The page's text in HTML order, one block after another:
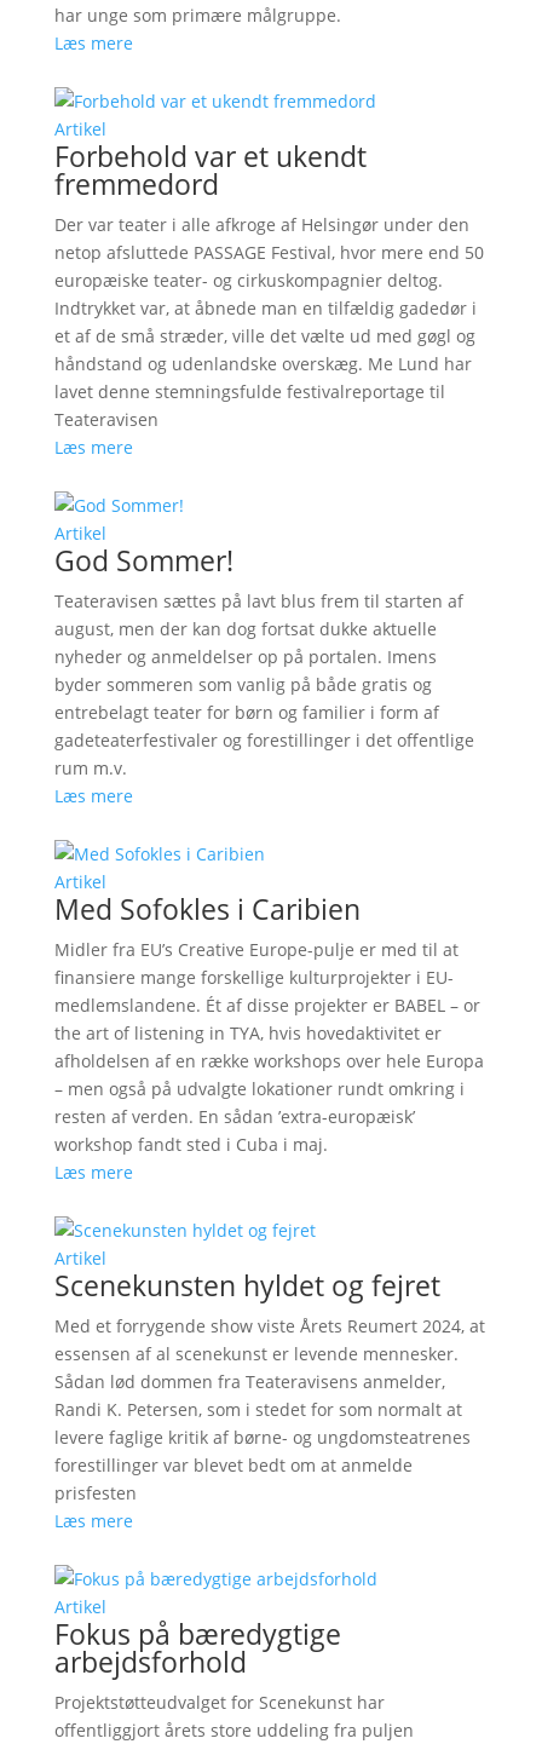
har unge som primære målgruppe.
Læs mere
Artikel
Forbehold var et ukendt
fremmedord
Der var teater i alle afkroge af Helsingør under den
netop afsluttede PASSAGE Festival, hvor mere end 50
europæiske teater- og cirkuskompagnier deltog.
Indtrykket var, at åbnede man en tilfældig gadedør i
et af de små stræder, ville det vælte ud med gøgl og
håndstand og udenlandske overskæg. Me Lund har
lavet denne stemningsfulde festivalreportage til
Teateravisen
Læs mere
Artikel
God Sommer!
Teateravisen sættes på lavt blus frem til starten af
august, men der kan dog fortsat dukke aktuelle
nyheder og anmeldelser op på portalen. Imens
byder sommeren som vanlig på både gratis og
entrebelagt teater for børn og familier i form af
gadeteaterfestivaler og forestillinger i det offentlige
rum m.v.
Læs mere
Artikel
Med Sofokles i Caribien
Midler fra EU’s Creative Europe-pulje er med til at
finansiere mange forskellige kulturprojekter i EU-
medlemslandene. Ét af disse projekter er BABEL – or
the art of listening in TYA, hvis hovedaktivitet er
afholdelsen af en række workshops over hele Europa
– men også på udvalgte lokationer rundt omkring i
resten af verden. En sådan ’extra-europæisk’
workshop fandt sted i Cuba i maj.
Læs mere
Artikel
Scenekunsten hyldet og fejret
Med et forrygende show viste Årets Reumert 2024, at
essensen af al scenekunst er levende mennesker.
Sådan lød dommen fra Teateravisens anmelder,
Randi K. Petersen, som i stedet for som normalt at
levere faglige kritik af børne- og ungdomsteatrenes
forestillinger var blevet bedt om at anmelde
prisfesten
Læs mere
Artikel
Fokus på bæredygtige
arbejdsforhold
Projektstøtteudvalget for Scenekunst har
offentliggjort årets store uddeling fra puljen